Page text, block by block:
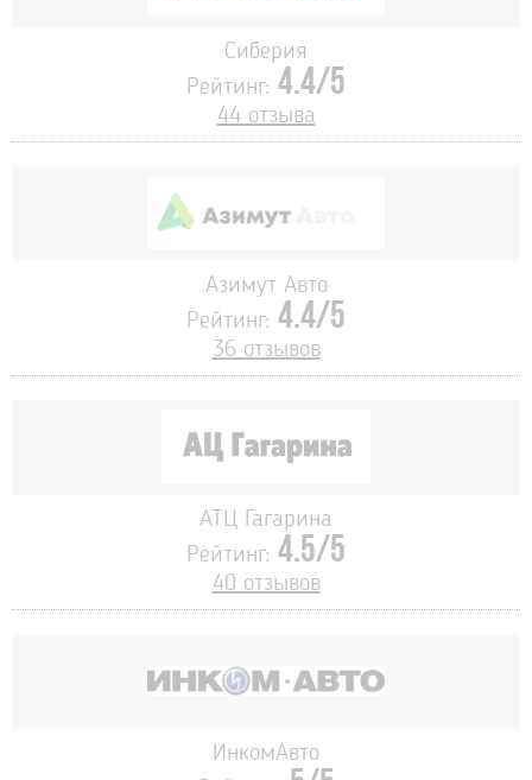
Сиберия
Рейтинг: 4.4/5
44 отзыва
Азимут Авто
Рейтинг: 4.4/5
36 отзывов
АТЦ Гагарина
Рейтинг: 4.5/5
40 отзывов
ИнкомАвто